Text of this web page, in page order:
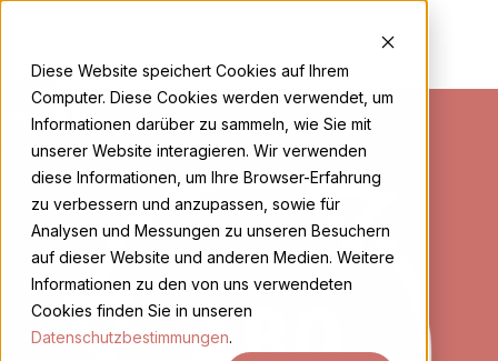
Diese Website speichert Cookies auf Ihrem
Computer. Diese Cookies werden verwendet, um
Informationen darüber zu sammeln, wie Sie mit
unserer Website interagieren. Wir verwenden
diese Informationen, um Ihre Browser-Erfahrung
zu verbessern und anzupassen, sowie für
Analysen und Messungen zu unseren Besuchern
auf dieser Website und anderen Medien. Weitere
Informationen zu den von uns verwendeten
Cookies finden Sie in unseren
Datenschutzbestimmungen.
springen
DE
Ursprünglicher
Preis
war:
CHF 630.00
Aktueller
Preis
ist:
CHF 570.00.